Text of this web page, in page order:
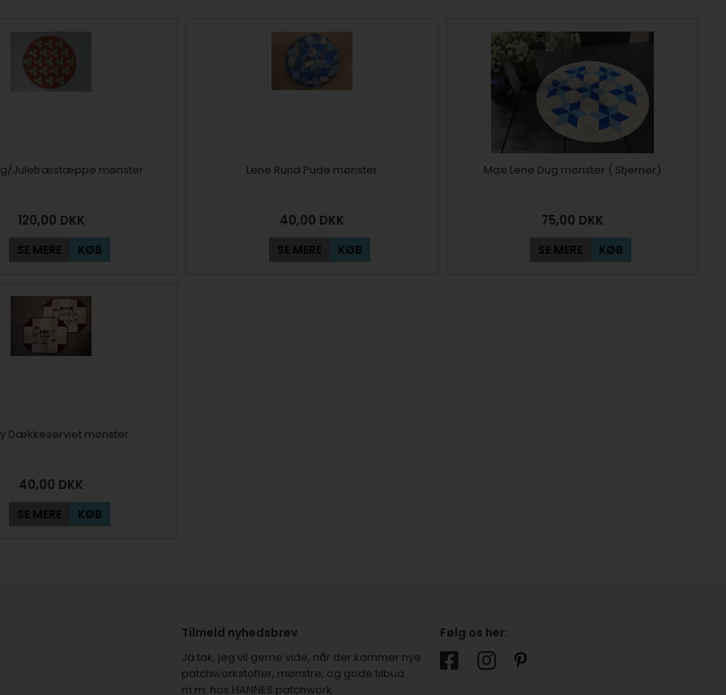
Juletræstæppe mønster
120,00 DKK
SE MERE KØB
Lene Rund Pude mønster
40,00 DKK
SE MERE KØB
Maxi Lene Dug mønster ( Stjerner)
75,00 DKK
SE MERE KØB
Dækkeserviet mønster
40,00 DKK
SE MERE KØB
Tilmeld nyhedsbrev
Ja tak, jeg vil gerne vide, når der kommer nye
patchworkstoffer, mønstre, og gode tilbud
m.m. hos HANNES patchwork.
Følg os her: